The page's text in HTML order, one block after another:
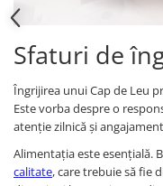
Sfaturi de
Îngrijirea unui Cap de Leu
Este vorba despre o
atenție zilnică și
Alimentația este esențială.
calitate, care trebuie să fie